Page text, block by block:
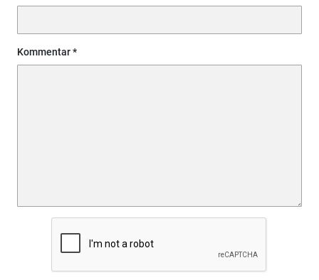
Kommentar